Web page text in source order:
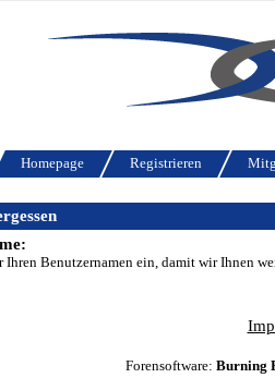
Homepage Registrieren
Ihren Benutzernamen ein, damit wir Ihnen
Forensoftware: Burning